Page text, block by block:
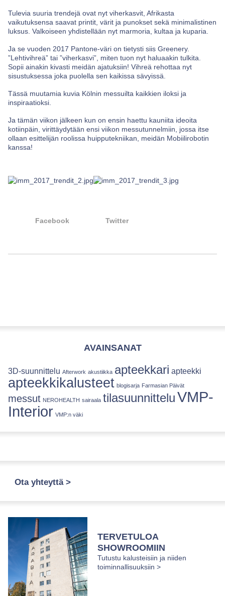
Tulevia suuria trendejä ovat nyt viherkasvit, Afrikasta
vaikutuksensa saavat printit, värit ja punokset sekä minimalistinen
luksus. Valkoiseen yhdistellään nyt marmoria, kultaa ja kuparia.
Ja se vuoden 2017 Pantone-väri on tietysti siis Greenery.
”Lehtivihreä” tai ”viherkasvi”, miten tuon nyt haluaakin tulkita.
Sopii ainakin kivasti meidän ajatuksiin! Vihreä rehottaa nyt
sisustuksessa joka puolella sen kaikissa sävyissä.
Tässä muutamia kuvia Kölnin messuilta kaikkien iloksi ja
inspiraatioksi.
Ja tämän viikon jälkeen kun on ensin haettu kauniita ideoita
kotiinpäin, virittäydytään ensi viikon messutunnelmiin, jossa itse
ollaan esittelijän roolissa huipputekniikan, meidän Mobiilirobotin
kanssa!
Facebook Twitter
AVAINSANAT
3D-suunnittelu Afterwork akustiikka apteekkari apteekki
apteekkikalusteet blogisarja Farmasian Päivät
messut NEROHEALTH sairaala tilasuunnitteluVMP-
Interior VMP:n väki
Ota yhteyttä >
TERVETULOA
SHOWROOMIIN
Tutustu kalusteisiin ja niiden
toiminnallisuuksiin >